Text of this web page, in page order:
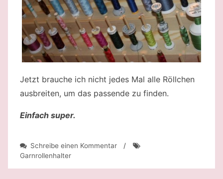
Jetzt brauche ich nicht jedes Mal alle Röllchen
ausbreiten, um das passende zu finden.
Einfach super.
Schreibe einen Kommentarzu /
Garnrollenhalter